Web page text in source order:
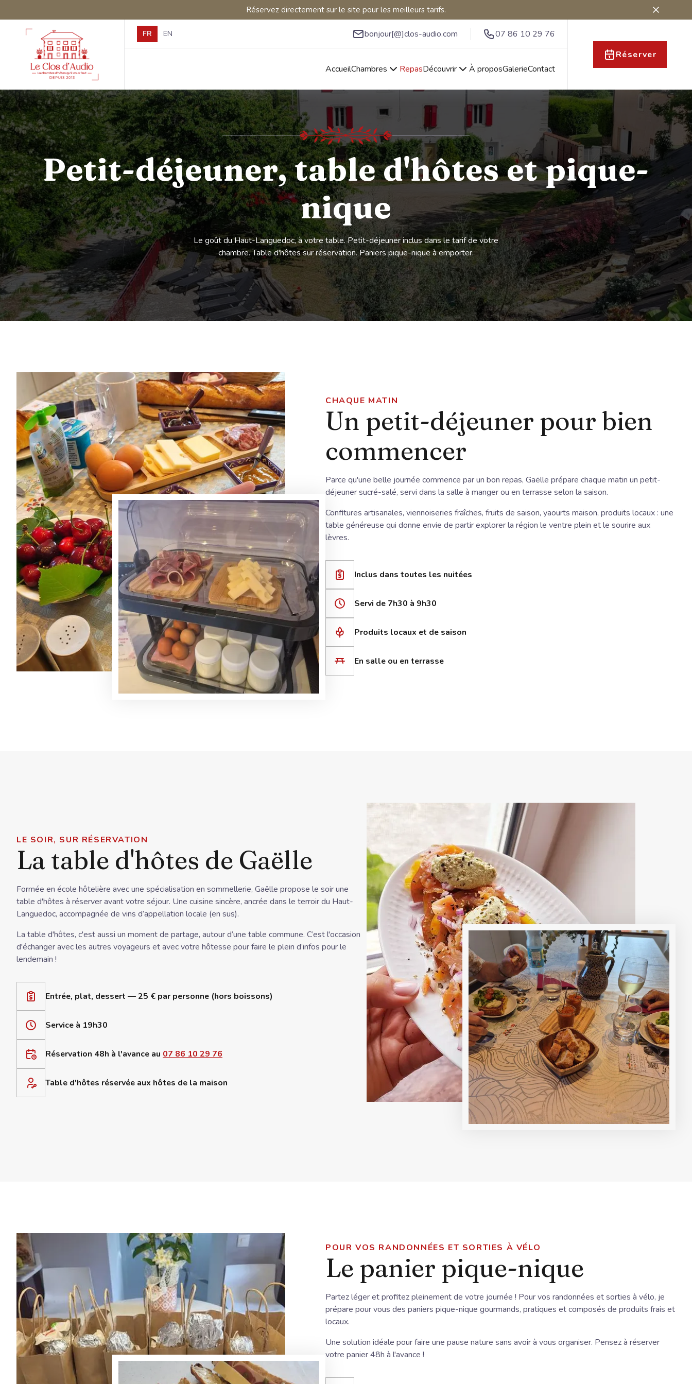
Réservez directement sur le site pour les meilleurs tarifs.
Utilisez les flèches pour naviguer, appuyez sur Entrée pour sélectionner
FRlanguageSelect.fr
ENlanguageSelect.en bonjour[@]clos-audio.com 07 86 10 29 76
AccueilChambres RepasDécouvrir À proposGalerieContact
Réserver
Petit-déjeuner, table d'hôtes et pique-
nique
Le goût du Haut-Languedoc, à votre table. Petit-déjeuner inclus dans le tarif de votre
chambre. Table d'hôtes sur réservation. Paniers pique-nique à emporter.
CHAQUE MATIN
Un petit-déjeuner pour bien
commencer
Parce qu'une belle journée commence par un bon repas, Gaëlle prépare chaque matin un petit-
déjeuner sucré-salé, servi dans la salle à manger ou en terrasse selon la saison.
Confitures artisanales, viennoiseries fraîches, fruits de saison, yaourts maison, produits locaux : une
table généreuse qui donne envie de partir explorer la région le ventre plein et le sourire aux
lèvres.
Inclus dans toutes les nuitées
Servi de 7h30 à 9h30
Produits locaux et de saison
En salle ou en terrasse
LE SOIR, SUR RÉSERVATION
La table d'hôtes de Gaëlle
Formée en école hôtelière avec une spécialisation en sommellerie, Gaëlle propose le soir une
table d'hôtes à réserver avant votre séjour. Une cuisine sincère, ancrée dans le terroir du Haut-
Languedoc, accompagnée de vins d’appellation locale (en sus).
La table d'hôtes, c'est aussi un moment de partage, autour d’une table commune. C’est l'occasion
d'échanger avec les autres voyageurs et avec votre hôtesse pour faire le plein d’infos pour le
lendemain !
Entrée, plat, dessert — 25 € par personne (hors boissons)
Service à 19h30
Réservation 48h à l'avance au 07 86 10 29 76
Table d'hôtes réservée aux hôtes de la maison
POUR VOS RANDONNÉES ET SORTIES À VÉLO
Le panier pique-nique
Partez léger et profitez pleinement de votre journée ! Pour vos randonnées et sorties à vélo, je
prépare pour vous des paniers pique-nique gourmands, pratiques et composés de produits frais et
locaux.
Une solution idéale pour faire une pause nature sans avoir à vous organiser. Pensez à réserver
votre panier 48h à l'avance !